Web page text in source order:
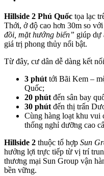
Hillside 2 Phú Quốc tọa lạc
Thới, ở độ cao hơn 30m so
đồi, mặt hướng biển” giúp dự
giá trị phong thủy nổi bật.
Từ đây, cư dân dễ dàng kết
3 phúttới Bãi Kem –
Quốc;
20 phútđến sân bay
30 phútđến thị trấn
Cùng hàng loạt khu vui
thống nghỉ dưỡng cao
Hillside 2 thuộc tổ hợp Sun
hưởng lợi trực tiếp từ vị trí
thương mại Sun Group vận
bền vững.